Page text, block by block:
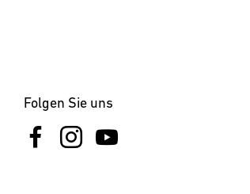
Folgen Sie uns